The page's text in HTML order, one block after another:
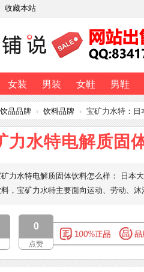
收藏本站
女装 男装 女鞋 男鞋
饮品品牌 › 饮料品牌 › 宝矿力水特：日
力水特电解质固
水特电解质固体饮料怎么样： 日本大
，宝矿力水特主要面向运动、劳动、沐
0
点赞